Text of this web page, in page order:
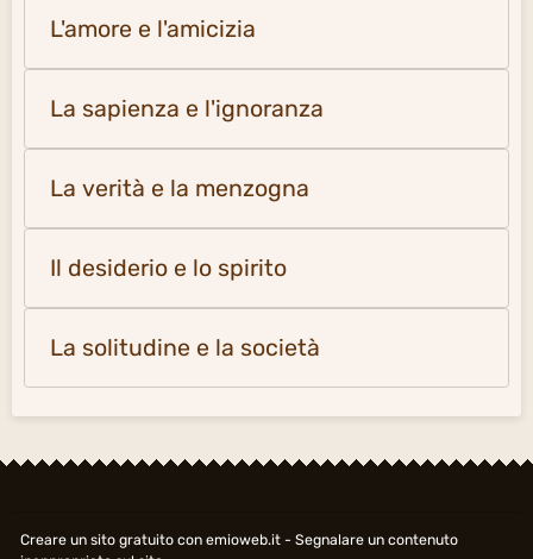
L'amore e l'amicizia
La sapienza e l'ignoranza
La verità e la menzogna
Il desiderio e lo spirito
La solitudine e la società
Creare un sito gratuito con emioweb.it - Segnalare un contenuto